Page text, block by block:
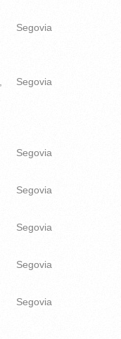
Segovia
Segovia
Segovia
Segovia
Segovia
Segovia
Segovia